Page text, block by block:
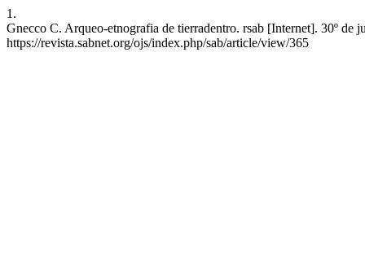
1.
Gnecco C. Arqueo-etnografia de tierradentro. rsab [Internet]. 30º
https://revista.sabnet.org/ojs/index.php/sab/article/view/365